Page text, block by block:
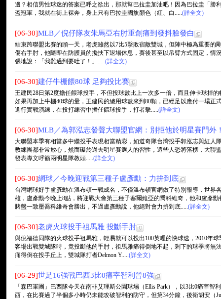
邊？相信男性球迷的答案已呼之欲出，那就幫巴拉圭加油吧！因為巴拉圭「勝
盃冠軍，我就在街上裸奔，身上只有巴拉圭國旗顏色（紅、白.....(詳全文)
[06-30]MLB／倪仔隊友朱馬亞右肘重創痛到發抖臉發白
結束跨聯盟比賽的頭一天，老虎雖然以7比5擊敗宿敵雙城，但陣中極為重要的
傷右手肘，他隨即在防護員的攙扶下退場休息，賽後甚至以吊臂方式固定，情
張地說：「我難過到要吐了！」.....(詳全文)
[06-30]建仔牛棚餵80球 足夠投比賽
王建民28日第2度擔任餵球投手，不但投球數比上一次多一倍，而且伸卡球掉
如果再加上牛棚40球的量，王建民的總用球數來到80顆，已經足以應付一場正
進行實戰演練，在投打練習中擔任餵球投手，打者擊.....(詳全文)
[06-30]MLB／為郭泓志發聲大聯盟官網：別拒他於明星賽門外
大聯盟本季有相當多中繼投手表現相當精彩，如道奇隊台灣投手郭泓志與紅人
教練團都非常放心，然而礙於過去明星賽選人的習性，這些人恐將落榜，大聯
發表專文呼籲兩明星隊教頭.....(詳全文)
[06-30]網球／今晚迎戰第三種子盧彥勳：力拚到底
台灣網球好手盧彥勳在溫布頓一戰成名，不僅溫布頓官網做了特別報導，世界
雄，盧彥勳今晚上8點，將迎戰大會第三種子塞爾維亞的喬科維奇，他和盧彥
賭盤一致壓喬科維奇會勝出，不過盧彥勳說，他絕對會力拚到底.....(詳全文)
[06-30]老虎火球投手祖馬雅 投斷手肘
與倪福德同隊的火球投手祖馬雅，輕易就可以投出100英哩的快球速，2010年
客場出戰雙城隊時，竟投斷他的手肘，祖馬雅痛得倒地不起，剩下的球季將無
痛得倒在投手丘上，雙城隊打者Delmon Y.....(詳全文)
[06-29]世足16強戰巴西3比0痛宰智利晉8強
「森巴軍團」巴西隊今天在南非艾理斯公園球場（Ellis Park），以3比0痛宰
西，在比賽過了半個多小時仍未能攻破智利的防守，但第34分鐘，後衛胡安（